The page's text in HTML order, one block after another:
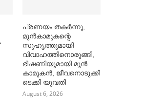
പ്രണയം തകര്‍ന്നു,
മുൻകാമുകന്റെ
സുഹൃത്തുമായി
വിവാഹത്തിനൊരുങ്ങി,
ഭീഷണിയുമായി മുൻ
കാമുകൻ, ജീവനൊടുക്കി
ടെക്കി യുവതി
August 6, 2026